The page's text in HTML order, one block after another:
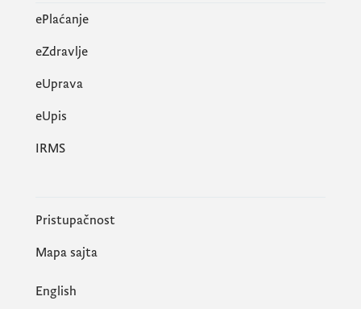
ePlaćanje
eZdravlje
eUprava
еUpis
IRMS
Pristupačnost
Mapa sajta
English